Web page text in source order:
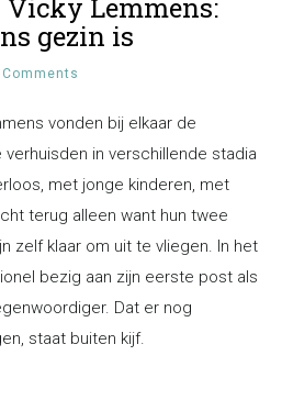
Vicky Lemmens:
gezin is
Comments
vonden bij elkaar de
in verschillende stadia
met jonge kinderen, met
terug alleen want hun twee
zelf klaar om uit te vliegen. In het
bezig aan zijn eerste post als
Dat er nog
staat buiten kijf.